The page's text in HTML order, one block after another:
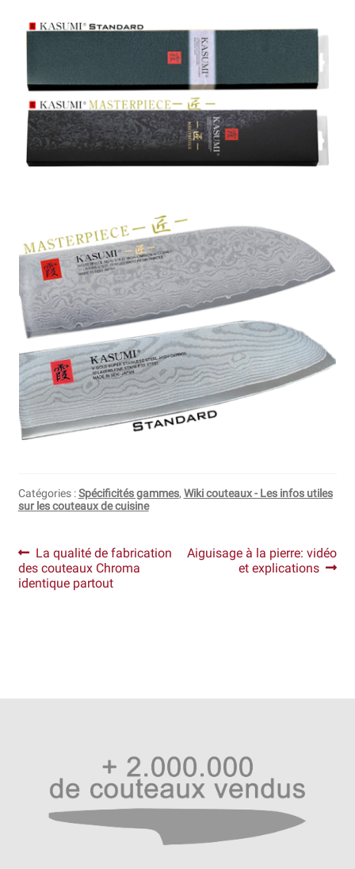
Thank you for booking
Tous les articles
Trouver mon couteau
Trouver mon magasin
Catégories :Spécificités gammes, Wiki couteaux - Les infos utiles
sur les couteaux de cuisine
Navigation
de
Article
précédent :
La qualité de fabrication
des couteaux Chroma
identique partout
Article
Aiguisage à la pierre: vidéo
et explications